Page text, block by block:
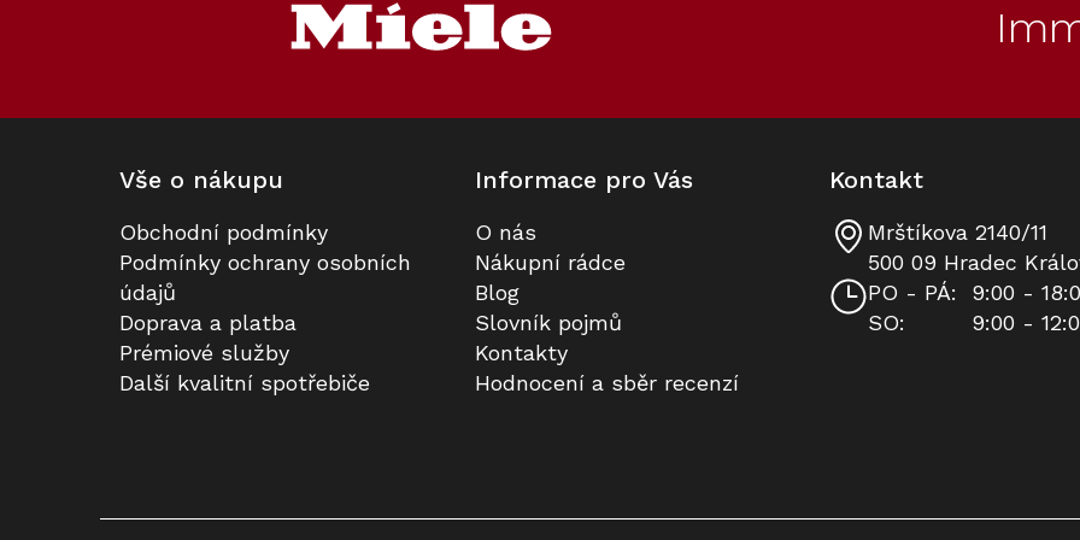
Volně stojící mraznička MIELE
FNS 4782 D BlackSteel
Skladem v Miele
37 191 Kč
Volně stojící mraznička MIELE
Skladem
27 891 Kč
Sada utěrek Miele MicroCloth, 3
ks
Skladem
390 Kč
Víceúčelová utěrka z
Skladem
270 Kč
Vše o nákupu
Obchodní podmínky
Podmínky ochrany osobních
údajů
Doprava a platba
Prémiové služby
Další kvalitní spotřebiče
Informace pro Vás
O nás
Nákupní rádce
Blog
Slovník pojmů
Kontakty
Hodnocení a sběr recenzí
Kontakt
Mrštíkova 2140/11
500 09 Hradec
PO - PÁ:
9:00 -
SO:
9:00 -